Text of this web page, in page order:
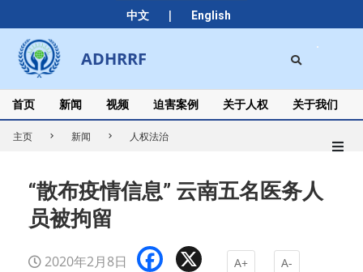
中文 | English
to
content
ADHRRF
Secondary
Navigation
Menu
首页 新闻 视频 迫害案例 关于人权 关于我们
主页 新闻 人权法治
“散布疫情信息” 云南五名医务人
员被拘留
2020年2月8日 Facebook A+ A-